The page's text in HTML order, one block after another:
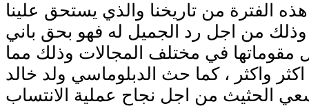
هذه الفترة من تاريخنا والذي يستحق علينا
وذلك من اجل رد الجميل له فهو بحق باني
مقوماتها في مختلف المجالات وذلك مما
واكثر ، كما حث الدبلوماسي ولد خالد
الحثيث من اجل نجاح عملية الانتساب